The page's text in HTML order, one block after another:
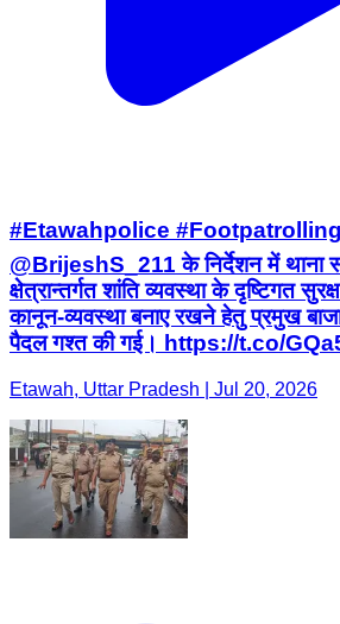
#Etawahpolice #Footpatrolling
@BrijeshS_211 के निर्देशन में थाना
क्षेत्रान्तर्गत शांति व्यवस्था के दृष्टिगत
कानून-व्यवस्था बनाए रखने हेतु प्रमुख
पैदल गश्त की गई। https://t.co/
Etawah, Uttar Pradesh | Jul 20, 2026